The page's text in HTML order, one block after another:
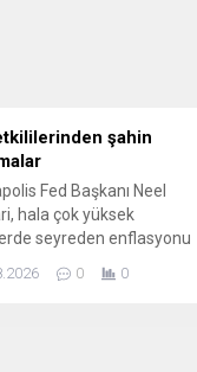
şahin
Fed Başkanı Neel
hala çok yüksek
seyreden enflasyonu
için ABD merkez
faiz oranlarını şimdiden
0 0